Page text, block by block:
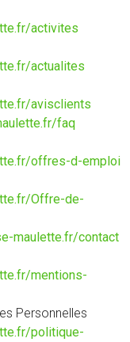
activites
actualites
avisclients
faq
offres-d-emploi
Offre-de-
maulette.fr/contact
mentions-
Personnelles
politique-